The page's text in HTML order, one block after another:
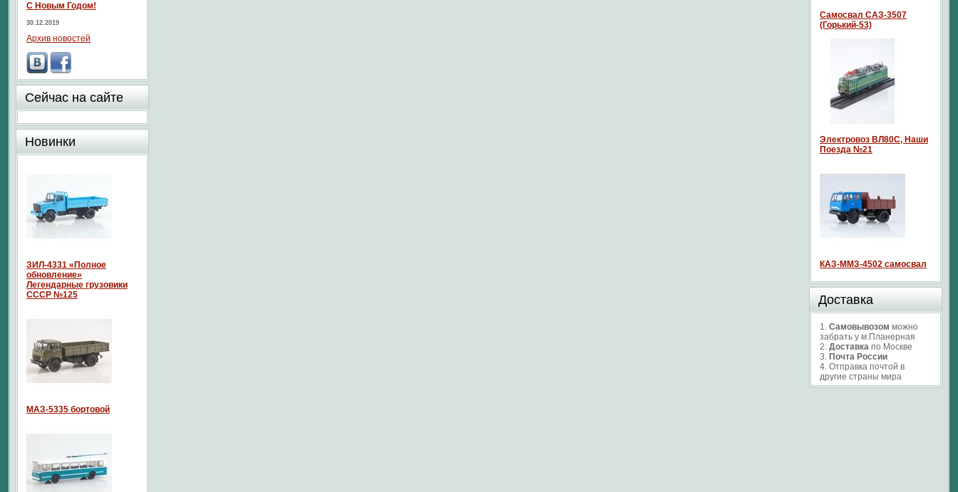
С Новым Годом!
30.12.2019
Архив новостей
Сейчас на сайте
Новинки
ЗИЛ-4331 «Полное
обновление»
Легендарные грузовики
СССР №125
МАЗ-5335 бортовой
Самосвал САЗ-3507
(Горький-53)
Электровоз ВЛ80С, Наши
Поезда №21
КАЗ-ММЗ-4502 самосвал
Доставка
1. Самовывозом можно
забрать у м.Планерная
2. Доставка по Москве
3. Почта России
4. Отправка почтой в
другие страны мира